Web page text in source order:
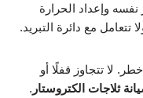
وإعداد الحرارة
تتعامل مع دائرة التبريد.
لا تتجاوز قفلًا أو
ثلاجات الكتروستار .